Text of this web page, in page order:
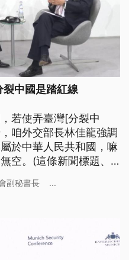
中國是踏紅線
若使弄臺灣[分裂中
咱外交部長林佳龍強調
於中華人民共和國，嘛
空。(這條新聞標題、
副秘書長 ...